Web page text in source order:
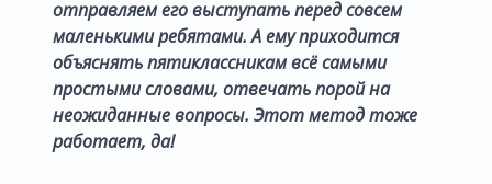
отправляем его выступать перед совсем
маленькими ребятами. А ему приходится
объяснять пятиклассникам всё самыми
простыми словами, отвечать порой на
неожиданные вопросы. Этот метод тоже
работает, да!